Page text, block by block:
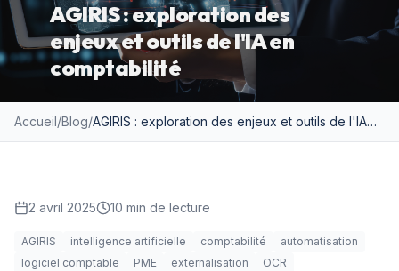
AGIRIS : exploration des
enjeux et outils de l'IA en
comptabilité
Accueil/Blog/ AGIRIS : exploration des enjeux et outils de l'IA en comptabilité
2 avril 2025 10 min de lecture
AGIRIS intelligence artificielle comptabilité
automatisation
logiciel comptable
PME externalisation
OCR